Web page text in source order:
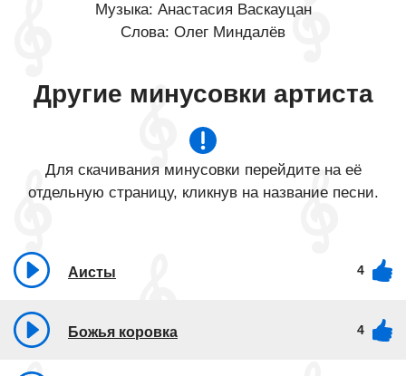
Музыка: Анастасия Васкауцан
Слова: Олег Миндалёв
Другие минусовки артиста
Для скачивания минусовки перейдите на её
отдельную страницу, кликнув на название песни.
Аисты 4
Божья коровка 4